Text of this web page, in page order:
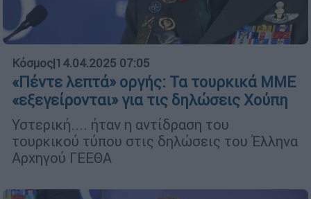
Κόσμος|14.04.2025 07:05
«Πέντε λεπτά» οργής: Τα τουρκικά ΜΜΕ
«εξεγείρονται» για τις δηλώσεις Χούπη
Υστερική.... ήταν η αντίδραση του
τουρκικού τύπου στις δηλώσεις του Έλληνα
Αρχηγού ΓΕΕΘΑ